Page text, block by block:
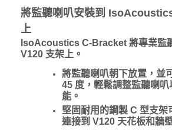
將監聽喇叭安裝到
上
IsoAcoustics C-Bracket 將專業監
V120 支架上。
將監聽喇叭朝下放置，並
45 度，輕鬆調整監聽喇叭
能。
堅固耐用的鋼製 C 型支架
連接到 V120 天花板和牆